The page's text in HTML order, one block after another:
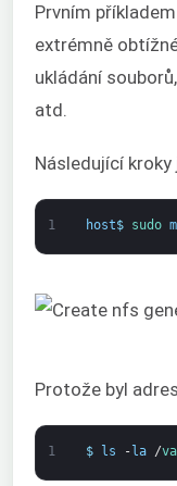
Prvním
extrémně
ukládání
atd.
Následující
1 host$ sudo
Protože byl
1 $ ls - la /